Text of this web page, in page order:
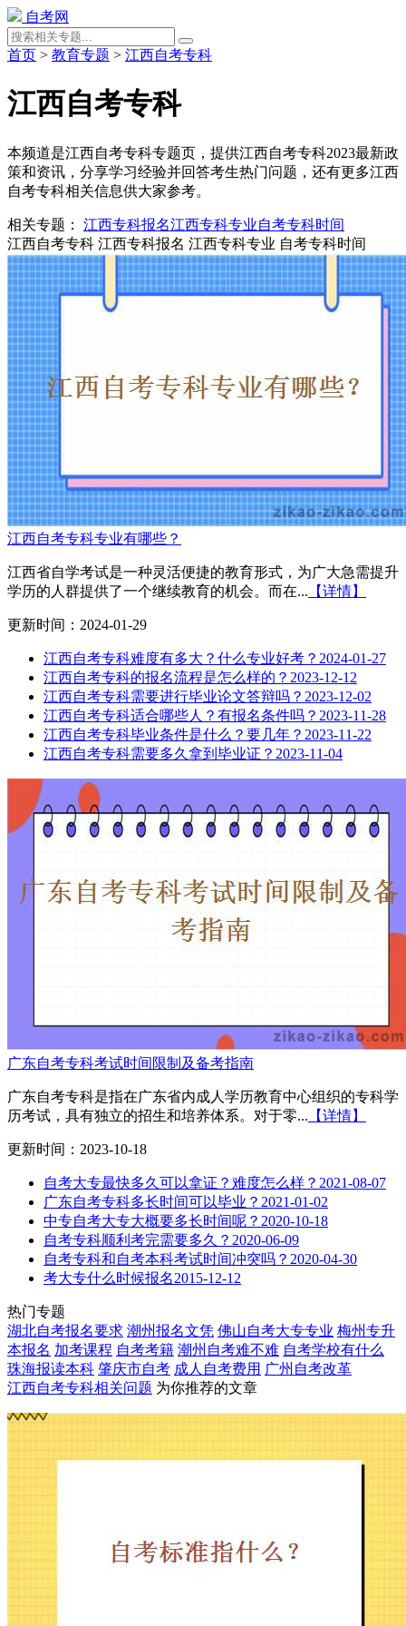
自考网
首页 > 教育专题 > 江西自考专科
江西自考专科
本频道是江西自考专科专题页，提供江西自考专科2023最新政
策和资讯，分享学习经验并回答考生热门问题，还有更多江西
自考专科相关信息供大家参考。
相关专题： 江西专科报名江西专科专业自考专科时间
江西自考专科 江西专科报名 江西专科专业 自考专科时间
江西自考专科专业有哪些？
江西省自学考试是一种灵活便捷的教育形式，为广大急需提升
学历的人群提供了一个继续教育的机会。而在... 【详情】
更新时间：2024-01-29
江西自考专科难度有多大？什么专业好考？ 2024-01-27
江西自考专科的报名流程是怎么样的？ 2023-12-12
江西自考专科需要进行毕业论文答辩吗？ 2023-12-02
江西自考专科适合哪些人？有报名条件吗？ 2023-11-28
江西自考专科毕业条件是什么？要几年？ 2023-11-22
江西自考专科需要多久拿到毕业证？ 2023-11-04
广东自考专科考试时间限制及备考指南
广东自考专科是指在广东省内成人学历教育中心组织的专科学
历考试，具有独立的招生和培养体系。对于零... 【详情】
更新时间：2023-10-18
自考大专最快多久可以拿证？难度怎么样？ 2021-08-07
广东自考专科多长时间可以毕业？ 2021-01-02
中专自考大专大概要多长时间呢？ 2020-10-18
自考专科顺利考完需要多久？ 2020-06-09
自考专科和自考本科考试时间冲突吗？ 2020-04-30
考大专什么时候报名2015-12-12
热门专题
湖北自考报名要求 潮州报名文凭 佛山自考大专专业 梅州专升
本报名 加考课程 自考考籍 潮州自考难不难 自考学校有什么
珠海报读本科 肇庆市自考 成人自考费用 广州自考改革
江西自考专科相关问题 为你推荐的文章